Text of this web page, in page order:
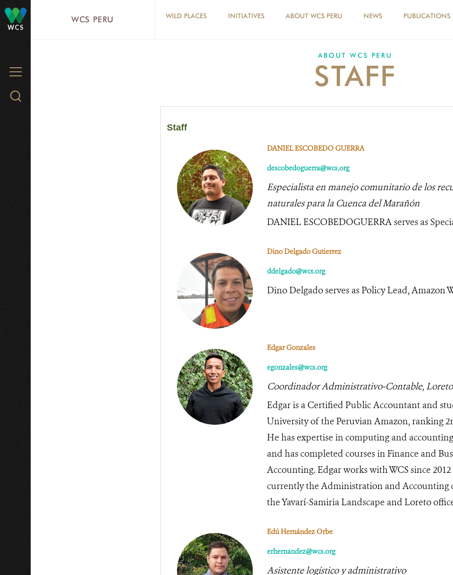
WCS
MENU
Search
WCS PERU WILD PLACES INITIATIVES ABOUT WCS PERU NEWS PUBLICATIONS
ABOUT WCS PERU
STAFF
Staff
DANIEL ESCOBEDO GUERRA
descobedoguerra@wcs.org
Especialista en manejo comunitario de los
naturales para la Cuenca del Marañón
DANIEL ESCOBEDOGUERRA serves as
Dino Delgado Gutierrez
ddelgado@wcs.org
Dino Delgado serves as Policy Lead, Amazon
Edgar Gonzales
egonzales@wcs.org
Coordinador Administrativo-Contable,
Edgar is a Certified Public Accountant and
University of the Peruvian Amazon, ranking
He has expertise in computing and
and has completed courses in Finance and
Accounting. Edgar works with WCS since
currently the Administration and Accounting
the Yavarí-Samiria Landscape and Loreto
Edú Hernández Orbe
erhernandez@wcs.org
Asistente logístico y administrativo